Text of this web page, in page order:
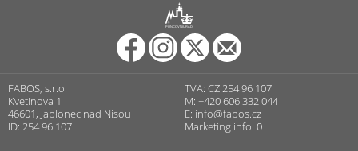
PUNCOVNÍ ÚŘAD
FABOS, s.r.o.
Kvetinova 1
46601, Jablonec nad Nisou
ID: 254 96 107
TVA: CZ 254 96 107
M: +420 606 332 044
E: info@fabos.cz
Marketing info: 0